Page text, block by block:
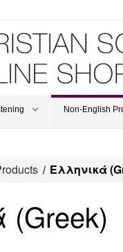
Non-English
Ελληνικά
(Greek)